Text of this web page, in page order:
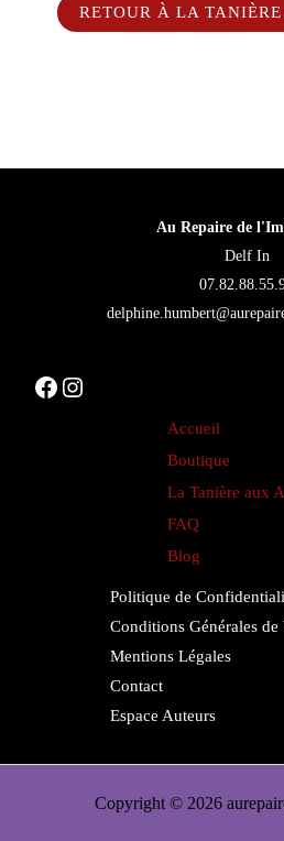
RETOUR À LA
Au Repaire de
Delf In
Facebook
Instagram
Accueil
Boutique
La Tanière aux
FAQ
Blog
Politique de
Conditions Générales
Mentions Légales
Contact
Espace Auteurs
Copyright © 2026